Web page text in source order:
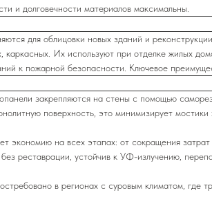
и долговечности материалов максимальны.
для облицовки новых зданий и
каркасных. Их используют при отделке жилых
к пожарной безопасности. Ключевое
закрепляются на стены с помощью
поверхность, это минимизирует мостики
экономию на всех этапах: от сокращения
реставрации, устойчив к УФ-излучению,
в регионах с суровым климатом, где